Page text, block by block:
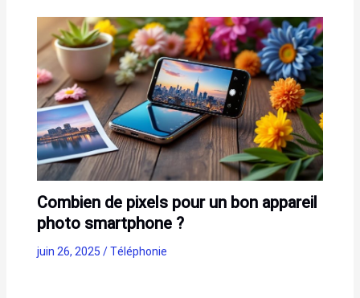
Combien de pixels pour un bon appareil
photo smartphone ?
juin 26, 2025/Téléphonie